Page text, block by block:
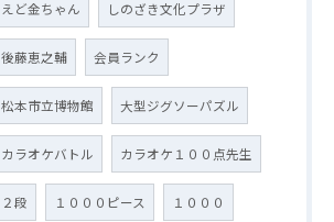
えど金ちゃん しのざき文化プラザ
後藤恵之輔 会員ランク
松本市立博物館 大型ジグソーパズル
カラオケバトル カラオケ１００点先生
２段 １０００ピース １０００